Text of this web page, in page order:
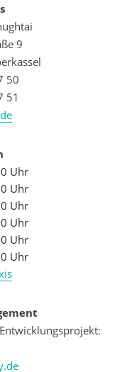
9
50
51
Uhr
Uhr
Uhr
Uhr
Uhr
Uhr